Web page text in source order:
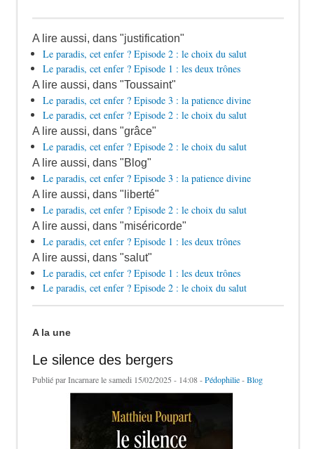
A lire aussi, dans "justification"
Le paradis, cet enfer ? Episode 2 : le choix du salut
Le paradis, cet enfer ? Episode 1 : les deux trônes
A lire aussi, dans "Toussaint"
Le paradis, cet enfer ? Episode 3 : la patience divine
Le paradis, cet enfer ? Episode 2 : le choix du salut
A lire aussi, dans "grâce"
Le paradis, cet enfer ? Episode 2 : le choix du salut
A lire aussi, dans "Blog"
Le paradis, cet enfer ? Episode 3 : la patience divine
A lire aussi, dans "liberté"
Le paradis, cet enfer ? Episode 2 : le choix du salut
A lire aussi, dans "miséricorde"
Le paradis, cet enfer ? Episode 1 : les deux trônes
A lire aussi, dans "salut"
Le paradis, cet enfer ? Episode 1 : les deux trônes
Le paradis, cet enfer ? Episode 2 : le choix du salut
A la une
Le silence des bergers
Publié parIncarnarele samedi 15/02/2025 - 14:08 -Pédophilie-Blog